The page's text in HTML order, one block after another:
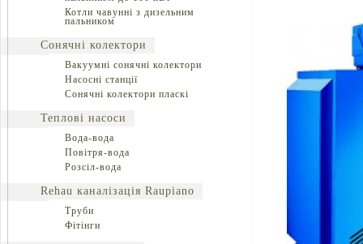
Котли чавунні з дизельним
пальником
Сонячні колектори
Вакуумні сонячні колектори
Насосні станції
Сонячні колектори пласкі
Теплові насоси
Вода-вода
Повітря-вода
Розсіл-вода
Rehau каналізація Raupiano
Труби
Фітінги